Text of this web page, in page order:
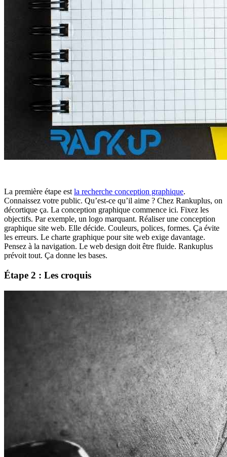
La première étape est la recherche conception graphique.
Connaissez votre public. Qu’est-ce qu’il aime ? Chez Rankuplus, on
décortique ça. La conception graphique commence ici. Fixez les
objectifs. Par exemple, un logo marquant. Réaliser une conception
graphique site web. Elle décide. Couleurs, polices, formes. Ça évite
les erreurs. Le charte graphique pour site web exige davantage.
Pensez à la navigation. Le web design doit être fluide. Rankuplus
prévoit tout. Ça donne les bases.
Étape 2 : Les croquis